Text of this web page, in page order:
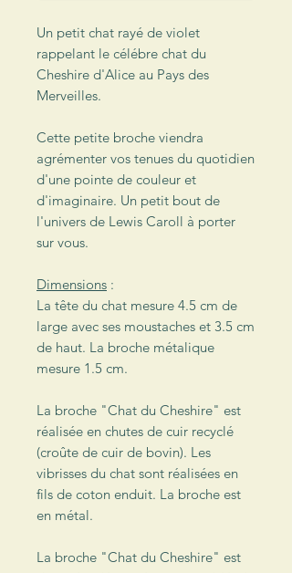
Un petit chat rayé de violet
rappelant le célébre chat du
Cheshire d'Alice au Pays des
Merveilles.
Cette petite broche viendra
agrémenter vos tenues du quotidien
d'une pointe de couleur et
d'imaginaire. Un petit bout de
l'univers de Lewis Caroll à porter
sur vous.
Dimensions :
La tête du chat mesure 4.5 cm de
large avec ses moustaches et 3.5 cm
de haut. La broche métalique
mesure 1.5 cm.
La broche "Chat du Cheshire" est
réalisée en chutes de cuir recyclé
(croûte de cuir de bovin). Les
vibrisses du chat sont réalisées en
fils de coton enduit. La broche est
en métal.
La broche "Chat du Cheshire" est